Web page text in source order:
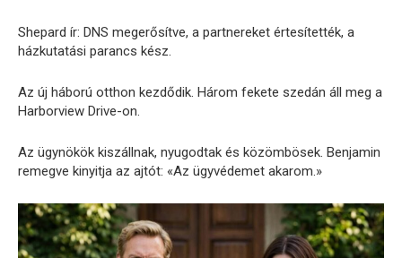
Shepard ír: DNS megerősítve, a partnereket értesítették, a
házkutatási parancs kész.
Az új háború otthon kezdődik. Három fekete szedán áll meg a
Harborview Drive-on.
Az ügynökök kiszállnak, nyugodtak és közömbösek. Benjamin
remegve kinyitja az ajtót: «Az ügyvédemet akarom.»